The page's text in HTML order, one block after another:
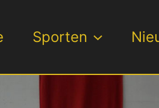
Sporten